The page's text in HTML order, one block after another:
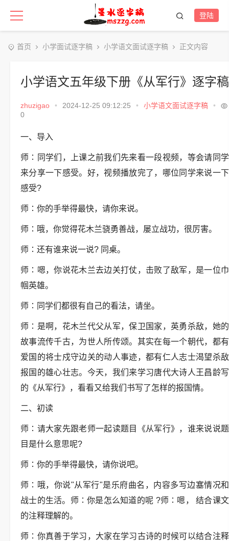
登陆
首页 小学面试逐字稿 小学语文面试逐字稿 正文内容
小学语文五年级下册《从军行》逐字稿
zhuzigao • 2024-12-25 09:12:25 • 小学语文面试逐字稿
•
0
一、导入
师∶同学们，上课之前我们先来看一段视频，等会请同学
来分享一下感受。好，视频播放完了，哪位同学来说一下
感受?
师∶你的手举得最快，请你来说。
师∶哦，你觉得花木兰骁勇善战，屡立战功，很厉害。
师∶还有谁来说一说? 同桌。
师∶嗯，你说花木兰去边关打仗，击败了敌军，是一位巾
帼英雄。
师∶同学们都很有自己的看法，请坐。
师∶是啊，花木兰代父从军，保卫国家，英勇杀敌，她的
故事流传千古，为世人所传颂。其实在每一个朝代，都有
爱国的将士戍守边关的动人事迹，都有仁人志士渴望杀敌
报国的雄心壮志。今天，我们来学习唐代大诗人王昌龄写
的《从军行》，看看又给我们书写了怎样的报国情。
二、初读
师∶请大家先跟老师一起读题目《从军行》，谁来说说题
目是什么意思呢?
师∶你的手举得最快，请你说吧。
师∶哦，你说"从军行"是乐府曲名，内容多写边塞情况和
战士的生活。师∶你是怎么知道的呢 ?师∶嗯， 结合课文
的注释理解的。
师∶你真善于学习，大家在学习古诗的时候可以结合注释